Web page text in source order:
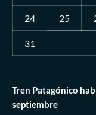
24 25
31
Tren Patagónico
septiembre